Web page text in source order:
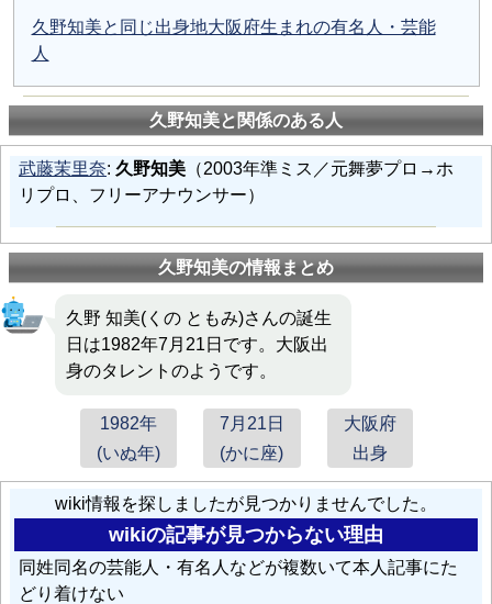
久野知美と同じ出身地大阪府生まれの有名人・芸能
人
久野知美と関係のある人
武藤茉里奈: 久野知美 （2003年準ミス／元舞夢プロ→ホ
リプロ、フリーアナウンサー）
久野知美の情報まとめ
久野 知美(くの ともみ)さんの誕生
日は1982年7月21日です。大阪出
身のタレントのようです。
1982年
(いぬ年)
7月21日
(かに座)
大阪府
出身
wiki情報を探しましたが見つかりませんでした。
wikiの記事が見つからない理由
同姓同名の芸能人・有名人などが複数いて本人記事にた
どり着けない